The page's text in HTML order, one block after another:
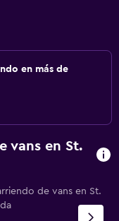
en más de
vans en St.
de vans en St.